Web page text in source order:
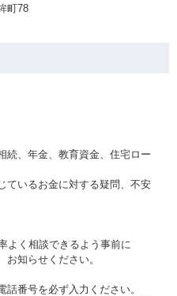
町78
続、年金、教育資金、住宅ロー
ているお金に対する疑問、不安
よく相談できるよう事前に
お知らせください。
話番号を必ず入力ください。